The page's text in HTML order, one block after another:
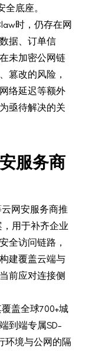
底座。
时，仍存在网
据、订单信
未加密公网链
篡改的风险，
络延迟等额外
亟待解决的关
服务商
网安服务商推
，用于补齐企业
全访问链路，
建覆盖云端与
前应对连接侧
盖全球700+城
到端专属SD-
环境与公网的隔